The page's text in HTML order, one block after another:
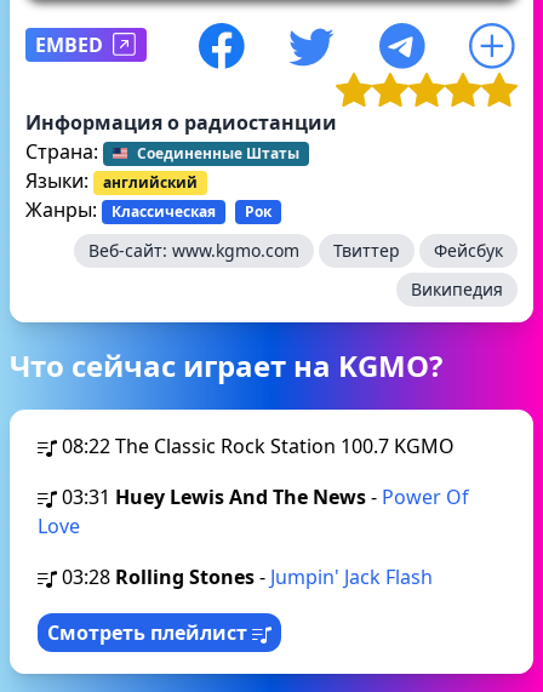
EMBED
Информация о радиостанции
Страна:
Соединенные Штаты
Языки: английский
Жанры: Классическая Рок
Веб-сайт: www.kgmo.com Твиттер
Фейсбук
Википедия
Что сейчас играет на KGMO?
08:22The Classic Rock Station 100.7 KGMO
03:31 Huey Lewis And The News- Power Of
Love
03:28 Rolling Stones- Jumpin' Jack Flash
Смотреть плейлист